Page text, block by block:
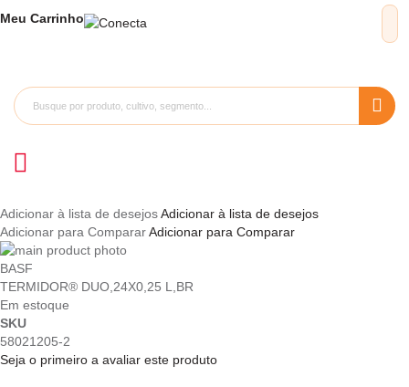
Meu Carrinho
Adicionar à lista de desejosAdicionar à lista de desejos
Adicionar para CompararAdicionar para Comparar
Pular
para
o
final
da
Galeria
de
Saltar
para
o
início
da
Galeria
BASF
TERMIDOR® DUO,24X0,25 L,BR
Em estoque
SKU
58021205-2
Seja o primeiro a avaliar este produto